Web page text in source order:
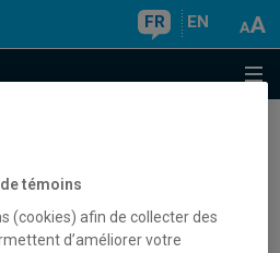
FR EN
une autorisation
témoins
(cookies) afin de collecter des
d’améliorer votre